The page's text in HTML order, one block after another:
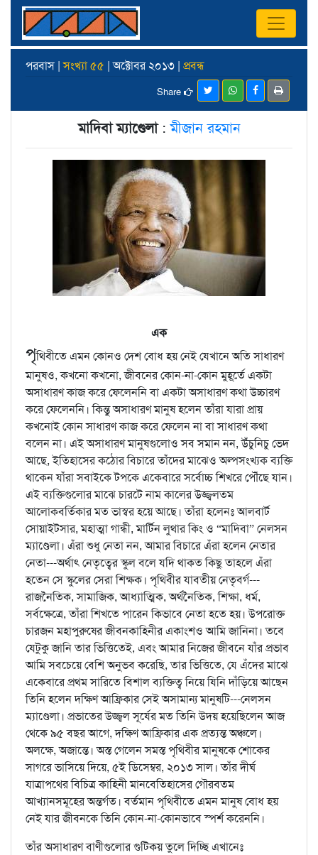
পরবাস |সংখ্যা ৫৫ | অক্টোবর ২০১৩ | প্রবন্ধ
Share
মাদিবা ম্যাণ্ডেলা:মীজান রহমান
এক
পৃথিবীতে এমন কোনও দেশ বোধ হয় নেই যেখানে অতি সাধারণ
মানুষও, কখনো কখনো, জীবনের কোন-না-কোন মুহূর্তে একটা
অসাধারণ কাজ করে ফেলেননি বা একটা অসাধারণ কথা উচ্চারণ
করে ফেলেননি। কিন্তু অসাধারণ মানুষ হলেন তাঁরা যারা প্রায়
কখনোই কোন সাধারণ কাজ করে ফেলেন না বা সাধারণ কথা
বলেন না। এই অসাধারণ মানুষগুলোও সব সমান নন, উঁচুনিচু ভেদ
আছে, ইতিহাসের কঠোর বিচারে তাঁদের মাঝেও অল্পসংখ্যক ব্যক্তি
থাকেন যাঁরা সবাইকে টপকে একেবারে সর্বোচ্চ শিখরে পৌঁছে যান।
এই ব্যক্তিগুলোর মাঝে চারটে নাম কালের উজ্জ্বলতম
আলোকবর্তিকার মত ভাস্বর হয়ে আছে। তাঁরা হলেনঃ আলবার্ট
সোয়াইটসার, মহাত্মা গান্ধী, মার্টিন লুথার কিং ও “মাদিবা” নেলসন
ম্যাণ্ডেলা। এঁরা শুধু নেতা নন, আমার বিচারে এঁরা হলেন নেতার
নেতা---অর্থাৎ নেতৃত্বের স্কুল বলে যদি থাকত কিছু তাহলে এঁরা
হতেন সে স্কুলের সেরা শিক্ষক। পৃথিবীর যাবতীয় নেতৃবর্গ---
রাজনৈতিক, সামাজিক, আধ্যাত্মিক, অর্থনৈতিক, শিক্ষা, ধর্ম,
সর্বক্ষেত্রে, তাঁরা শিখতে পারেন কিভাবে নেতা হতে হয়। উপরোক্ত
চারজন মহাপুরুষের জীবনকাহিনীর একাংশও আমি জানিনা। তবে
যেটুকু জানি তার ভিত্তিতেই, এবং আমার নিজের জীবনে যাঁর প্রভাব
আমি সবচেয়ে বেশি অনুভব করেছি, তার ভিত্তিতে, যে এঁদের মাঝে
একেবারে প্রথম সারিতে বিশাল ব্যক্তিত্ব নিয়ে যিনি দাঁড়িয়ে আছেন
তিনি হলেন দক্ষিণ আফ্রিকার সেই অসামান্য মানুষটি---নেলসন
ম্যাণ্ডেলা। প্রভাতের উজ্জ্বল সূর্যের মত তিনি উদয় হয়েছিলেন আজ
থেকে ৯৫ বছর আগে, দক্ষিণ আফ্রিকার এক প্রত্যন্ত অঞ্চলে।
অলক্ষে, অজান্তে। অস্ত গেলেন সমস্ত পৃথিবীর মানুষকে শোকের
সাগরে ভাসিয়ে দিয়ে, ৫ই ডিসেম্বর, ২০১৩ সাল। তাঁর দীর্ঘ
যাত্রাপথের বিচিত্র কাহিনী মানবেতিহাসের গৌরবতম
আখ্যানসমূহের অন্তর্গত। বর্তমান পৃথিবীতে এমন মানুষ বোধ হয়
নেই যার জীবনকে তিনি কোন-না-কোনভাবে স্পর্শ করেননি।
তাঁর অসাধারণ বাণীগুলোর গুটিকয় তুলে দিচ্ছি এখানেঃ